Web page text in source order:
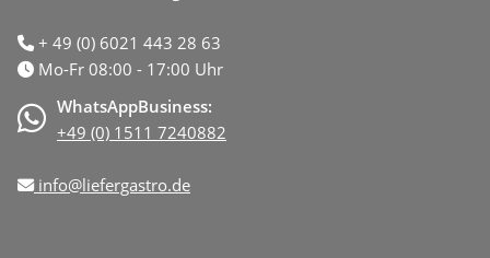
+ 49 (0) 6021 443 28 63
Mo-Fr 08:00 - 17:00 Uhr
WhatsAppBusiness:
+49 (0) 1511 7240882
info@liefergastro.de